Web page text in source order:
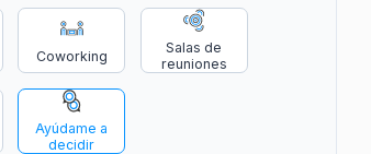
Coworking
Salas de
reuniones
Ayúdame a
decidir